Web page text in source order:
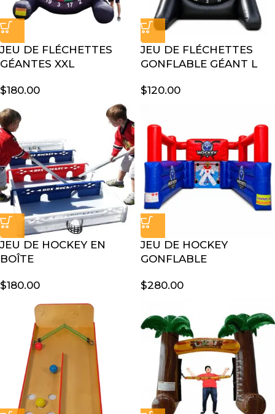
JEU DE FLÉCHETTES
GÉANTES XXL
$180.00
JEU DE FLÉCHETTES
GONFLABLE GÉANT L
$120.00
JEU DE HOCKEY EN
BOÎTE
$180.00
JEU DE HOCKEY
GONFLABLE
$280.00